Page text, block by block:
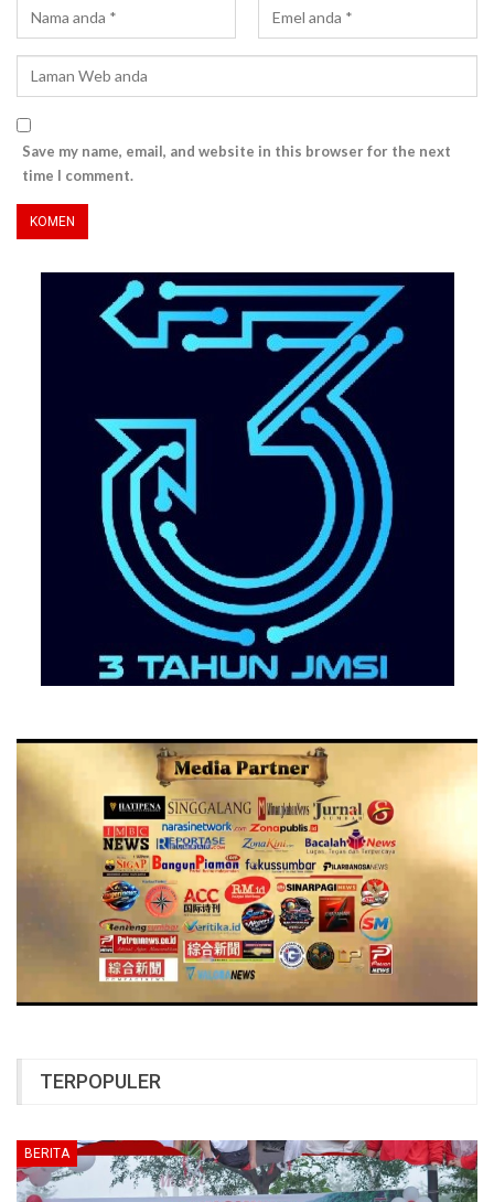
Save my name, email, and website in this browser for the next
time I comment.
TERPOPULER
BERITA